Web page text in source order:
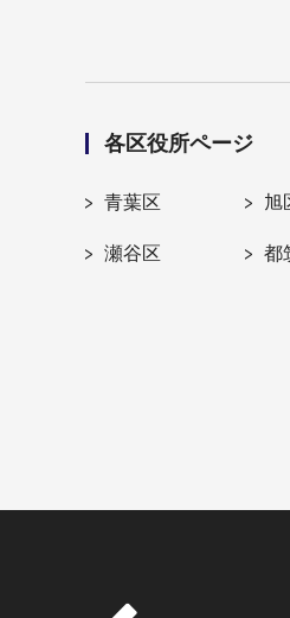
各区役所ページ
青葉区 旭
瀬谷区 都